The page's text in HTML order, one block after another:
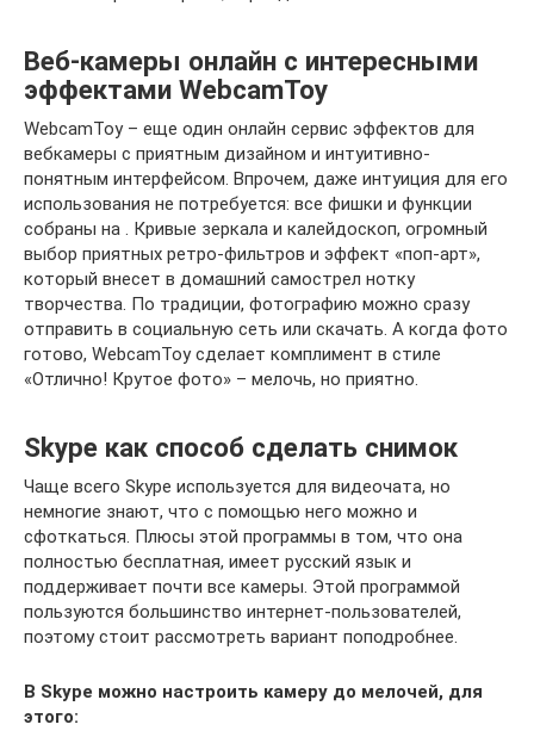
Веб-камеры онлайн с интересными
эффектами WebcamToy
WebcamToy – еще один онлайн сервис эффектов для
вебкамеры с приятным дизайном и интуитивно-
понятным интерфейсом. Впрочем, даже интуиция для его
использования не потребуется: все фишки и функции
собраны на . Кривые зеркала и калейдоскоп, огромный
выбор приятных ретро-фильтров и эффект «поп-арт»,
который внесет в домашний самострел нотку
творчества. По традиции, фотографию можно сразу
отправить в социальную сеть или скачать. А когда фото
готово, WebcamToy сделает комплимент в стиле
«Отлично! Крутое фото» – мелочь, но приятно.
Skype как способ сделать снимок
Чаще всего Skype используется для видеочата, но
немногие знают, что с помощью него можно и
сфоткаться. Плюсы этой программы в том, что она
полностью бесплатная, имеет русский язык и
поддерживает почти все камеры. Этой программой
пользуются большинство интернет-пользователей,
поэтому стоит рассмотреть вариант поподробнее.
В Skype можно настроить камеру до мелочей, для
этого: